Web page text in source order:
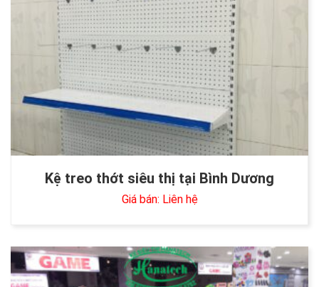
Kệ treo thớt siêu thị tại Bình Dương
Giá bán: Liên hệ